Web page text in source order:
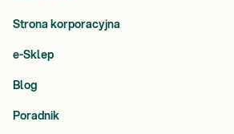
Strona korporacyjna
e-Sklep
Blog
Poradnik